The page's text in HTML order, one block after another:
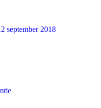
september 2018